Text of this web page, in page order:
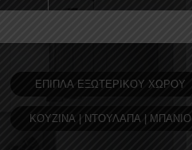
ΕΠΙΠΛΑ ΕΞΩΤΕΡΙΚΟΥ ΧΩΡΟΥ
ΚΟΥΖΙΝΑ | ΝΤΟΥΛΑΠΑ | ΜΠΑΝΙΟ